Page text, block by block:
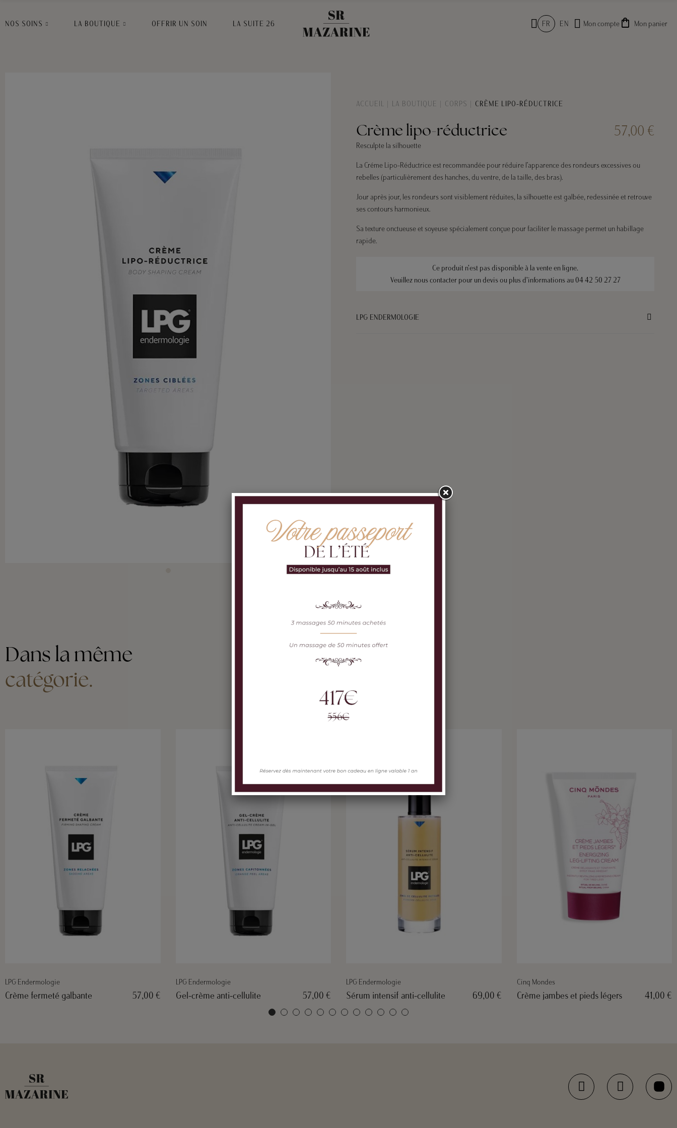
NOS SOINS LA BOUTIQUE OFFRIR UN SOIN LA SUITE 26 FR EN Mon compte shopping_bag Mon panier
ACCUEIL LA BOUTIQUE CORPS CRÈME LIPO-RÉDUCTRICE
Crème lipo-réductrice 57,00 €
Resculpte la silhouette
La Créme Lipo-Réductrice est recommandée pour réduire l’apparence des rondeurs excessives ou
rebelles (particulièrement des hanches, du ventre, de la taille, des bras).
Jour après jour, les rondeurs sont visiblement réduites, la silhouette est galbée, redessinée et retrouve
ses contours harmonieux.
Sa texture onctueuse et soyeuse spécialement conçue pour faciliter le massage permet un habillage
rapide.
Ce produit n’est pas disponible à la vente en ligne.
Veuillez nous contacter pour un devis ou plus d’informations au 04 42 50 27 27
LPG ENDERMOLOGIE
Dans la même
catégorie.
LPG Endermologie
Gel-crème anti-cellulite 57,00 €
LPG Endermologie
Sérum intensif anti-cellulite 69,00 €
Cinq Mondes
Crème jambes et pieds légers 41,00 €
Biologique Recherche
Huile fondamentale 100,00 €